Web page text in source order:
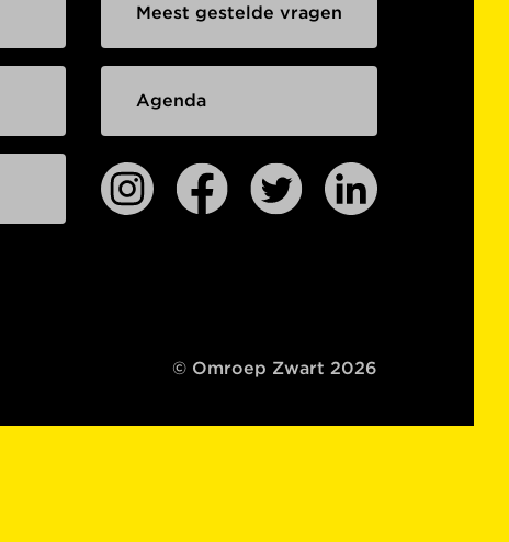
Meest gestelde vragen
Agenda
© Omroep Zwart 2026